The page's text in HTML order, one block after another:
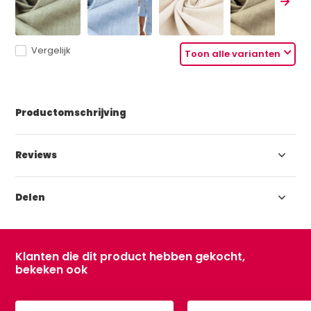
Toon alle varianten
Vergelijk
Productomschrijving
Reviews
Delen
Klanten die dit product hebben gekocht,
bekeken ook